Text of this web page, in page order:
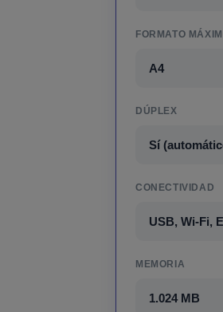
FORMATO
A4
DÚPLEX
Sí
CONECTIVIDAD
USB, Wi-Fi,
MEMORIA
1.024 MB